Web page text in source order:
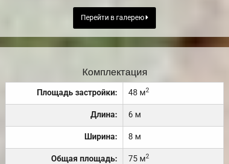
Перейти в галерею
Комплектация
Площадь застройки: 48 м2
Длина: 6 м
Ширина: 8 м
Общая площадь: 75 м2